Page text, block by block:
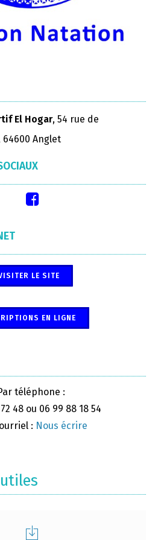
El Hogar, 54 rue de
64600 Anglet
LE SITE
EN LIGNE
téléphone :
48 ou 06 99 88 18 54
: Nous écrire